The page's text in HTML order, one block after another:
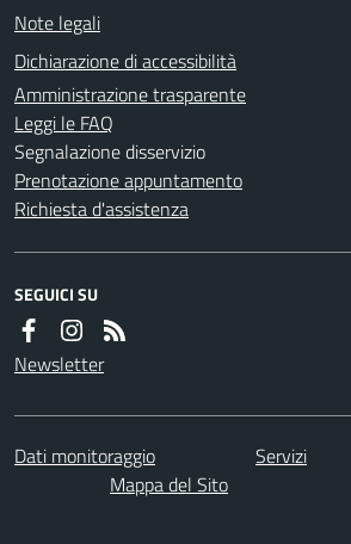
Note legali
Dichiarazione di accessibilità
Amministrazione trasparente
Leggi le FAQ
Segnalazione disservizio
Prenotazione appuntamento
Richiesta d'assistenza
SEGUICI SU
Newsletter
Dati monitoraggio Servizi
Mappa del Sito